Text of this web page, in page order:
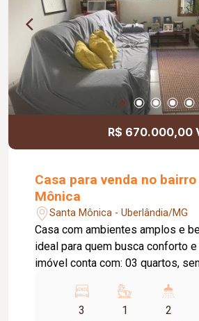
R$ 670.000,00
Casa para venda no
Mônica
Santa Mônica - Uberlândia/MG
Casa com ambientes amplos e
ideal para quem busca conforto e
imóvel conta com: 03 quartos,
Lavanderia independente; 02
cobertas; Área de lazer: Varanda nos fundos;
3 1 2